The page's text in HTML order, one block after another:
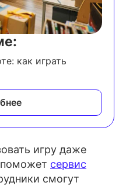
как играть
игру даже
сервис
смогут